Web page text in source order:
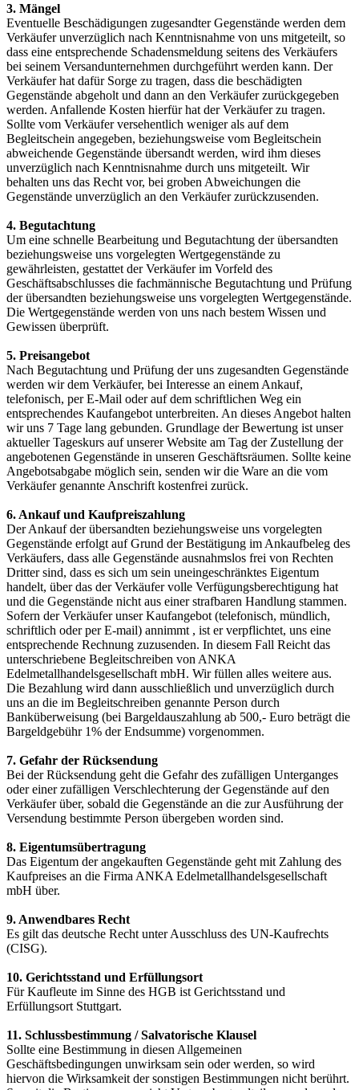
3. Mängel
Eventuelle Beschädigungen zugesandter Gegenstände werden dem
Verkäufer unverzüglich nach Kenntnisnahme von uns mitgeteilt, so
dass eine entsprechende Schadensmeldung seitens des Verkäufers
bei seinem Versandunternehmen durchgeführt werden kann. Der
Verkäufer hat dafür Sorge zu tragen, dass die beschädigten
Gegenstände abgeholt und dann an den Verkäufer zurückgegeben
werden. Anfallende Kosten hierfür hat der Verkäufer zu tragen.
Sollte vom Verkäufer versehentlich weniger als auf dem
Begleitschein angegeben, beziehungsweise vom Begleitschein
abweichende Gegenstände übersandt werden, wird ihm dieses
unverzüglich nach Kenntnisnahme durch uns mitgeteilt. Wir
behalten uns das Recht vor, bei groben Abweichungen die
Gegenstände unverzüglich an den Verkäufer zurückzusenden.
4. Begutachtung
Um eine schnelle Bearbeitung und Begutachtung der übersandten
beziehungsweise uns vorgelegten Wertgegenstände zu
gewährleisten, gestattet der Verkäufer im Vorfeld des
Geschäftsabschlusses die fachmännische Begutachtung und Prüfung
der übersandten beziehungsweise uns vorgelegten Wertgegenstände.
Die Wertgegenstände werden von uns nach bestem Wissen und
Gewissen überprüft.
5. Preisangebot
Nach Begutachtung und Prüfung der uns zugesandten Gegenstände
werden wir dem Verkäufer, bei Interesse an einem Ankauf,
telefonisch, per E-Mail oder auf dem schriftlichen Weg ein
entsprechendes Kaufangebot unterbreiten. An dieses Angebot halten
wir uns 7 Tage lang gebunden. Grundlage der Bewertung ist unser
aktueller Tageskurs auf unserer Website am Tag der Zustellung der
angebotenen Gegenstände in unseren Geschäftsräumen. Sollte keine
Angebotsabgabe möglich sein, senden wir die Ware an die vom
Verkäufer genannte Anschrift kostenfrei zurück.
6. Ankauf und Kaufpreiszahlung
Der Ankauf der übersandten beziehungsweise uns vorgelegten
Gegenstände erfolgt auf Grund der Bestätigung im Ankaufbeleg des
Verkäufers, dass alle Gegenstände ausnahmslos frei von Rechten
Dritter sind, dass es sich um sein uneingeschränktes Eigentum
handelt, über das der Verkäufer volle Verfügungsberechtigung hat
und die Gegenstände nicht aus einer strafbaren Handlung stammen.
Sofern der Verkäufer unser Kaufangebot (telefonisch, mündlich,
schriftlich oder per E-mail) annimmt , ist er verpflichtet, uns eine
entsprechende Rechnung zuzusenden. In diesem Fall Reicht das
unterschriebene Begleitschreiben von ANKA
Edelmetallhandelsgesellschaft mbH. Wir füllen alles weitere aus.
Die Bezahlung wird dann ausschließlich und unverzüglich durch
uns an die im Begleitschreiben genannte Person durch
Banküberweisung (bei Bargeldauszahlung ab 500,- Euro beträgt die
Bargeldgebühr 1% der Endsumme) vorgenommen.
7. Gefahr der Rücksendung
Bei der Rücksendung geht die Gefahr des zufälligen Unterganges
oder einer zufälligen Verschlechterung der Gegenstände auf den
Verkäufer über, sobald die Gegenstände an die zur Ausführung der
Versendung bestimmte Person übergeben worden sind.
8. Eigentumsübertragung
Das Eigentum der angekauften Gegenstände geht mit Zahlung des
Kaufpreises an die Firma ANKA Edelmetallhandelsgesellschaft
mbH über.
9. Anwendbares Recht
Es gilt das deutsche Recht unter Ausschluss des UN-Kaufrechts
(CISG).
10. Gerichtsstand und Erfüllungsort
Für Kaufleute im Sinne des HGB ist Gerichtsstand und
Erfüllungsort Stuttgart.
11. Schlussbestimmung / Salvatorische Klausel
Sollte eine Bestimmung in diesen Allgemeinen
Geschäftsbedingungen unwirksam sein oder werden, so wird
hiervon die Wirksamkeit der sonstigen Bestimmungen nicht berührt.